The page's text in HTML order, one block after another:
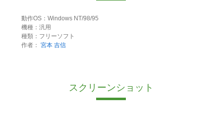
動作OS：Windows NT/98/95
機種：汎用
種類：フリーソフト
作者： 宮本 吉信
スクリーンショット